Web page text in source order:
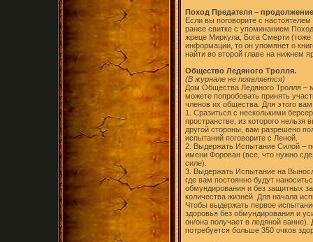
Поход Предателя – продолжение
Если вы поговорите с
ранее свитке с упоминанием
жреце Миркула, Бога Смерти
информации, то он упомянет о
найти во второй главе на нижнем
Общество Ледяного Тролля.
(В журнале не появляется)
Дом Общества Ледяного Тролля –
можете попробовать принять
членов их общества. Для этого
1. Сразиться с несколькими
пространстве, из которого
другой стороны, вам разрешено
испытаний поговорите с Леной.
2. Выдержать Испытание Силой –
имени Форован (все, что нужно
силе).
3. Выдержать Испытание на
где вам постоянно будут
обмундирования и без защитных
количества жизней. Для начала
Чтобы выдержать первое
здоровья без обмундирования и
он/она получает в ледяной
потребуется больше 350 очков